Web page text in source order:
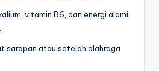
vitamin B6, dan energi alami
sarapan atau setelah olahraga